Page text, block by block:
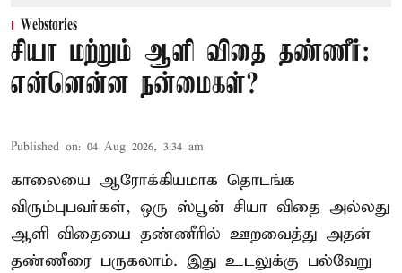
Webstories
சியா மற்றும் ஆளி விதை தண்ணீர்:
என்னென்ன நன்மைகள்?
Published on: 04 Aug 2026, 3:34 am
காலையை ஆரோக்கியமாக தொடங்க
விரும்புபவர்கள், ஒரு ஸ்பூன் சியா விதை அல்லது
ஆளி விதையை தண்ணீரில் ஊறவைத்து அதன்
தண்ணீரை பருகலாம். இது உடலுக்கு பல்வேறு